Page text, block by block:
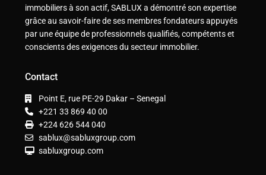
immobiliers à son actif, SABLUX a démontré son expertise
grâce au savoir-faire de ses membres fondateurs appuyés
par une équipe de professionnels qualifiés, compétents et
conscients des exigences du secteur immobilier.
Contact
Point E, rue PE-29 Dakar – Senegal
+221 33 869 40 00
+224 626 544 040
sablux@sabluxgroup.com
sabluxgroup.com